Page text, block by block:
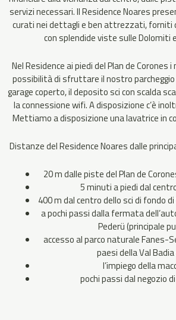
servizi necessari. Il Residence Noares
curati nei dettagli e ben attrezzati, forniti
con splendide viste sulle Dolomiti
Nel Residence ai piedi del Plan de
possibilità di sfruttare il nostro parcheggio
garage coperto, il deposito sci con scalda
la connessione wifi. A disposizione c’è
Mettiamo a disposizione una lavatrice in
Distanze del Residence Noares dalle
20 m dalle piste del Plan de
5 minuti a piedi dal
400 m dal centro dello sci di fondo
a pochi passi dalla fermata
Pederü (principale
accesso al parco naturale Fanes-
paesi della Val
l’impiego della
pochi passi dal negozio